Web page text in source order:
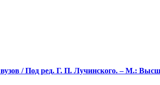
/ Под ред. Г. П. Лучинского. – М.: